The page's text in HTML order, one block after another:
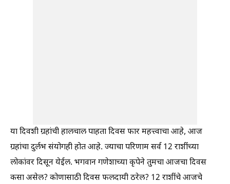
या दिवशी ग्रहांची हालचाल पाहता दिवस फार महत्त्वाचा आहे, आज
ग्रहांचा दुर्लभ संयोगही होत आहे. ज्याचा परिणाम सर्व 12 राशींच्या
लोकांवर दिसून येईल. भगवान गणेशाच्या कृपेने तुमचा आजचा दिवस
कसा असेल? कोणासाठी दिवस फलदायी ठरेल? 12 राशींचे आजचे